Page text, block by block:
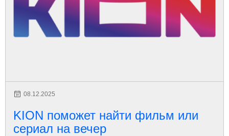
08.12.2025
KION поможет найти фильм или
сериал на вечер